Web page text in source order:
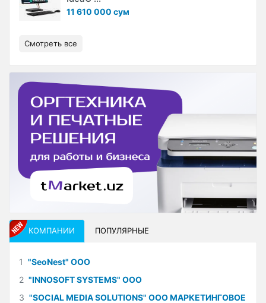
11 610 000 сум
Смотреть все
КОМПАНИИ ПОПУЛЯРНЫЕ
1 "SeoNest" ООО
2 "INNOSOFT SYSTEMS" ООО
3 "SOCIAL MEDIA SOLUTIONS" ООО МАРКЕТИНГОВОЕ